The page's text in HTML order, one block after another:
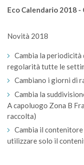
Eco Calendario 2018
Novità 2018
Cambia la
regolarità tutte le
Cambiano i giorni di
Cambia la
A capoluogo Zona B
raccolta)
Cambia il
utilizzare solo il